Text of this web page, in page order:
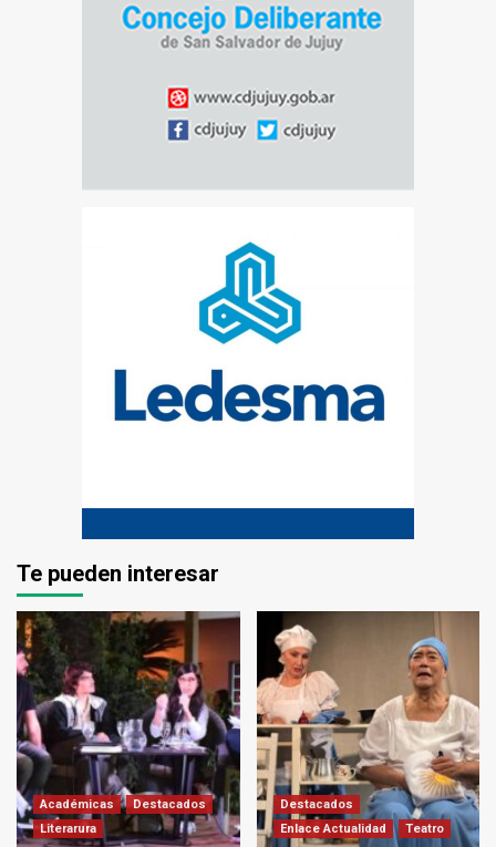
Te pueden interesar
Académicas
Destacados
Literarura
Destacados
Enlace Actualidad
Teatro